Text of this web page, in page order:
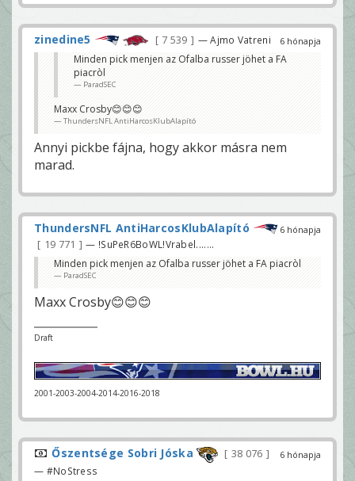
6 hónapja
zinedine5 7 539 — Ajmo Vatreni
Minden pick menjen az Ofalba russer jöhet a FA
piacròl
ParadSEC
Maxx Crosby😊😊😊
ThundersNFL AntiHarcosKlubAlapító
Annyi pickbe fájna, hogy akkor másra nem
marad.
6 hónapja
ThundersNFL AntiHarcosKlubAlapító
19 771 — !SuPeR6BoWL!Vrabel.......
Minden pick menjen az Ofalba russer jöhet a FA piacròl
ParadSEC
Maxx Crosby😊😊😊
Draft
2001-2003-2004-2014-2016-2018
6 hónapja
Őszentsége Sobri Jóska 38 076
— #NoStress